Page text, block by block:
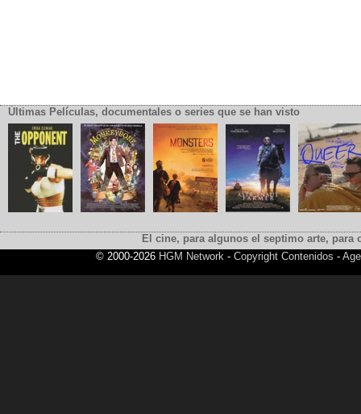
Últimas Películas, documentales o series que se han visto
El cine, para algunos el septimo arte,
© 2000-2026 HGM Network- Copyright Contenidos -